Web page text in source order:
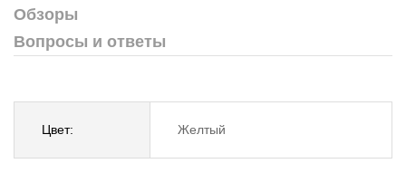
Обзоры
Вопросы и ответы
Цвет: Желтый